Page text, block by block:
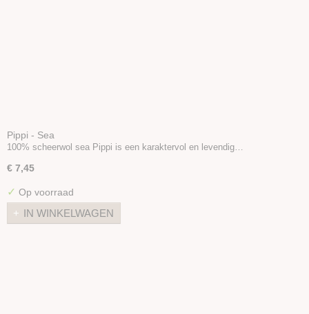
Pippi - Sea
100% scheerwol sea Pippi is een karaktervol en levendig…
€ 7,45
✓ Op voorraad
IN WINKELWAGEN